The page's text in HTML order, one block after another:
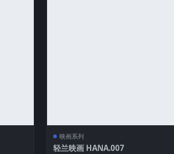
映画系列
轻兰映画 HANA.007